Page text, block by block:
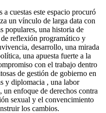
cuestas este espacio procuró
un vínculo de larga data con
populares, una historia de
reflexión programático y
desarrollo, una mirada
una apuesta fuerte a la
con el trabajo dentro
de gestión de gobierno en
y diplomacia , una labor
enfoque de derechos contra
sexual y el convencimiento
los cambios.